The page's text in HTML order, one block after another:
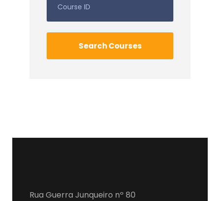
Rua Guerra Junqueiro nº 80